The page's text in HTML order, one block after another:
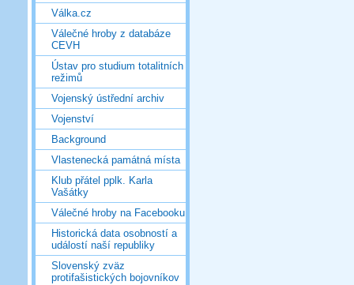
Válka.cz
Válečné hroby z databáze
CEVH
Ústav pro studium totalitních
režimů
Vojenský ústřední archiv
Vojenství
Background
Vlastenecká památná místa
Klub přátel pplk. Karla
Vašátky
Válečné hroby na Facebooku
Historická data osobností a
událostí naší republiky
Slovenský zväz
protifašistických bojovníkov